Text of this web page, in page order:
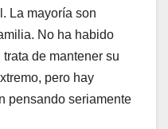
La mayoría son
No ha habido
de mantener su
pero hay
pensando seriamente